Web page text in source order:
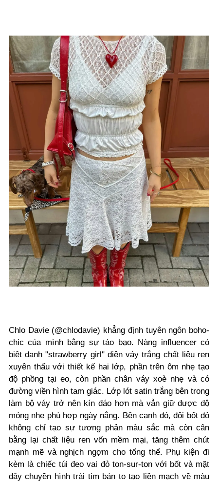
Chlo Davie (@chlodavie) khẳng định tuyên ngôn boho-
chic của mình bằng sự táo bạo. Nàng influencer có
biệt danh "strawberry girl" diệnváy trắng chất liệu ren
xuyên thấu với thiết kế hai lớp, phần trên ôm nhẹ tạo
độ phồng tại eo, còn phần chân váy xoè nhẹ và có
đường viền hình tam giác. Lớp lót satin trắng bên trong
làm bộ váy trở nên kín đáo hơn mà vẫn giữ được độ
mỏng nhẹ phù hợp ngày nắng. Bên cạnh đó, đôi bốt đỏ
không chỉ tạo sự tương phản màu sắc mà còn cân
bằng lại chất liệu ren vốn mềm mại, tăng thêm chút
mạnh mẽ và nghịch ngợm cho tổng thể. Phụ kiện đi
kèm là chiếc túi đeo vai đỏ ton-sur-ton với bốt và mặt
dây chuyền hình trái tim bản to tạo liền mạch về màu